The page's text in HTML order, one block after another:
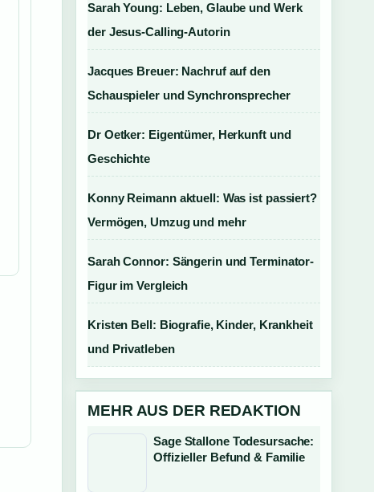
Sarah Young: Leben, Glaube und Werk
der Jesus-Calling-Autorin
Jacques Breuer: Nachruf auf den
Schauspieler und Synchronsprecher
Dr Oetker: Eigentümer, Herkunft und
Geschichte
Konny Reimann aktuell: Was ist passiert?
Vermögen, Umzug und mehr
Sarah Connor: Sängerin und Terminator-
Figur im Vergleich
Kristen Bell: Biografie, Kinder, Krankheit
und Privatleben
MEHR AUS DER REDAKTION
Sage Stallone Todesursache:
Offizieller Befund & Familie